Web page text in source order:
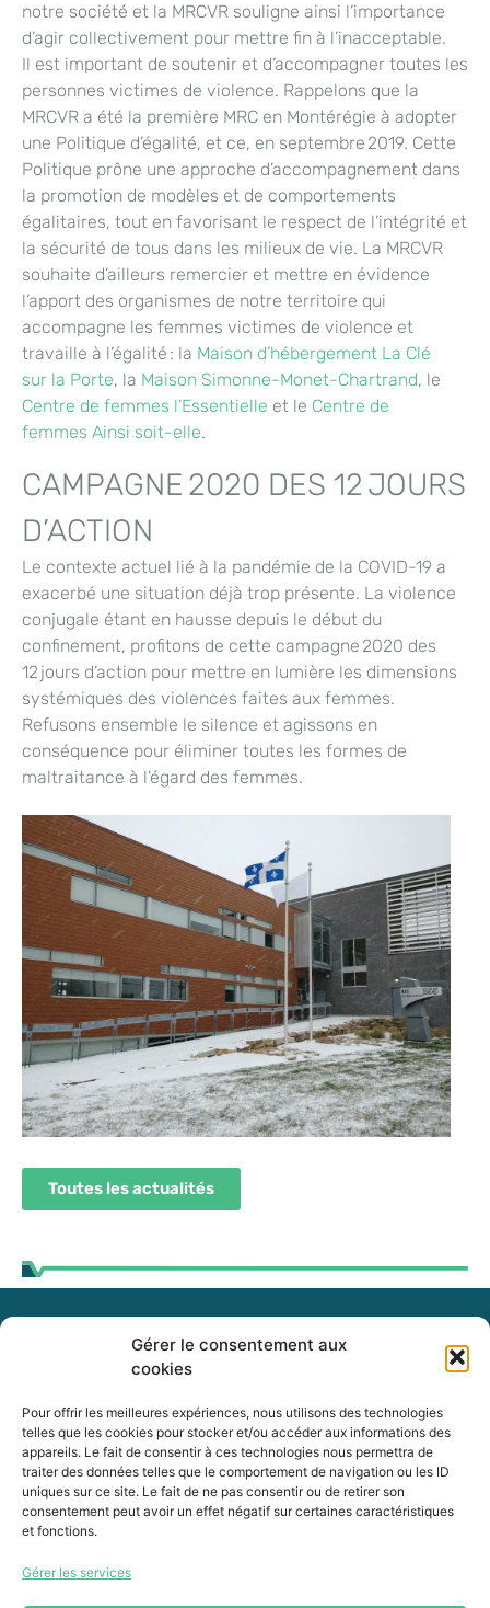
Gérer le consentement aux
cookies
Pour offrir les meilleures expériences, nous utilisons des technologies
telles que les cookies pour stocker et/ou accéder aux informations des
appareils. Le fait de consentir à ces technologies nous permettra de
traiter des données telles que le comportement de navigation ou les ID
uniques sur ce site. Le fait de ne pas consentir ou de retirer son
consentement peut avoir un effet négatif sur certaines caractéristiques
et fonctions.
Gérer les services
notre société et la MRCVR souligne ainsi l’importance
d’agir collectivement pour mettre fin à l’inacceptable.
Il est important de soutenir et d’accompagner toutes les
personnes victimes de violence. Rappelons que la
MRCVR a été la première MRC en Montérégie à adopter
une Politique d’égalité, et ce, en septembre 2019. Cette
Politique prône une approche d’accompagnement dans
la promotion de modèles et de comportements
égalitaires, tout en favorisant le respect de l’intégrité et
la sécurité de tous dans les milieux de vie. La MRCVR
souhaite d’ailleurs remercier et mettre en évidence
l’apport des organismes de notre territoire qui
accompagne les femmes victimes de violence et
travaille à l’égalité : la Maison d’hébergement La Clé
sur la Porte, la Maison Simonne-Monet-Chartrand, le
Centre de femmes l’Essentielle et le Centre de
femmes Ainsi soit-elle.
CAMPAGNE 2020 DES 12 JOURS
D’ACTION
Le contexte actuel lié à la pandémie de la COVID-19 a
exacerbé une situation déjà trop présente. La violence
conjugale étant en hausse depuis le début du
confinement, profitons de cette campagne 2020 des
12 jours d’action pour mettre en lumière les dimensions
systémiques des violences faites aux femmes.
Refusons ensemble le silence et agissons en
conséquence pour éliminer toutes les formes de
maltraitance à l’égard des femmes.
Toutes les actualités
255, boul. Laurier, bureau 100
McMasterville (Québec)
J3G 0B7
Intranet